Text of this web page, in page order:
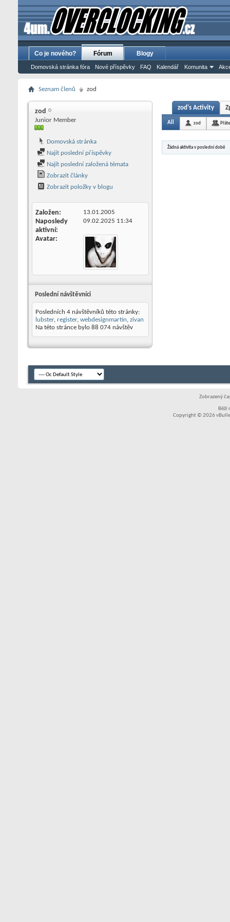
Co je nového? Fórum
Domovská stránka fóra Nové příspěvky FAQ Kalendář Komunita
Blogy
Seznam členů zod
zod
Junior Member
Domovská stránka
Najít poslední příspěvky
Najít poslední založená témata
Zobrazit články
Zobrazit položky v blogu
Založen 13.01.2005
Naposledy
aktivní
09.02.2025 11:34
Avatar
Poslední návštěvníci
Posledních 4 návštěvníků této stránky:
lubster, register, webdesignmartin, zivan
Na této stránce bylo 88 074 návštěv
zod's Activity
All zod
Žádná aktivita v poslední době
Zobrazený
Běží
Copyright © 2026